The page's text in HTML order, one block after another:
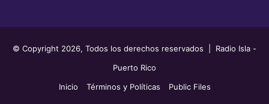
© Copyright 2026, Todos los derechos reservados | Radio Isla -
Puerto Rico
Inicio
Términos y Políticas Public Files